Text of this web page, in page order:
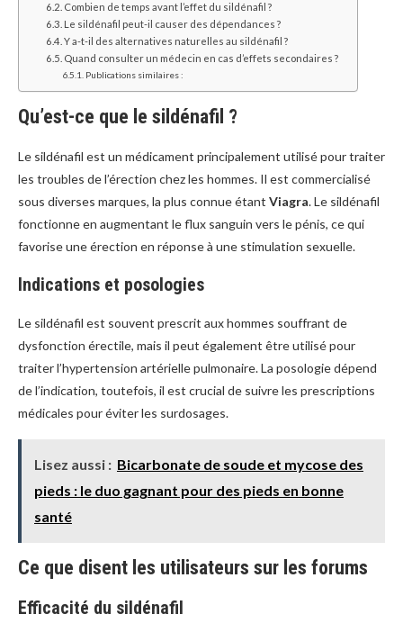
Combien de temps avant l’effet du sildénafil ?
Le sildénafil peut-il causer des dépendances ?
Y a-t-il des alternatives naturelles au sildénafil ?
Quand consulter un médecin en cas d’effets secondaires ?
Publications similaires :
Qu’est-ce que le sildénafil ?
Le sildénafil est un médicament principalement utilisé pour traiter
les troubles de l’érection chez les hommes. Il est commercialisé
sous diverses marques, la plus connue étant Viagra. Le sildénafil
fonctionne en augmentant le flux sanguin vers le pénis, ce qui
favorise une érection en réponse à une stimulation sexuelle.
Indications et posologies
Le sildénafil est souvent prescrit aux hommes souffrant de
dysfonction érectile, mais il peut également être utilisé pour
traiter l’hypertension artérielle pulmonaire. La posologie dépend
de l’indication, toutefois, il est crucial de suivre les prescriptions
médicales pour éviter les surdosages.
Lisez aussi : Bicarbonate de soude et mycose des
pieds : le duo gagnant pour des pieds en bonne
santé
Ce que disent les utilisateurs sur les forums
Efficacité du sildénafil